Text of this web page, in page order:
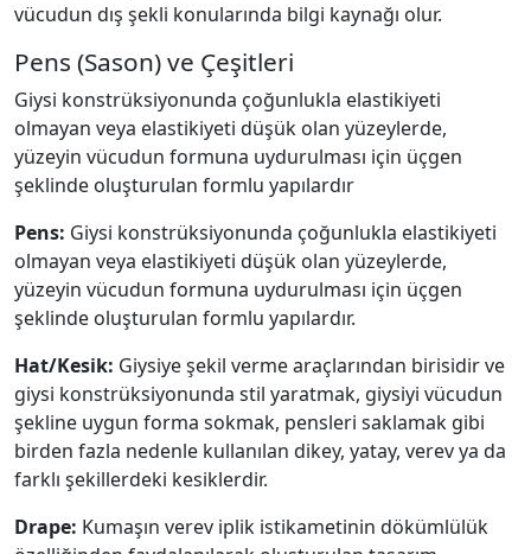
vücudun dış şekli konularında bilgi kaynağı olur.
Pens (Sason) ve Çeşitleri
Giysi konstrüksiyonunda çoğunlukla elastikiyeti
olmayan veya elastikiyeti düşük olan yüzeylerde,
yüzeyin vücudun formuna uydurulması için üçgen
şeklinde oluşturulan formlu yapılardır
Pens: Giysi konstrüksiyonunda çoğunlukla elastikiyeti
olmayan veya elastikiyeti düşük olan yüzeylerde,
yüzeyin vücudun formuna uydurulması için üçgen
şeklinde oluşturulan formlu yapılardır.
Hat/Kesik: Giysiye şekil verme araçlarından birisidir ve
giysi konstrüksiyonunda stil yaratmak, giysiyi vücudun
şekline uygun forma sokmak, pensleri saklamak gibi
birden fazla nedenle kullanılan dikey, yatay, verev ya da
farklı şekillerdeki kesiklerdir.
Drape: Kumaşın verev iplik istikametinin dökümlülük